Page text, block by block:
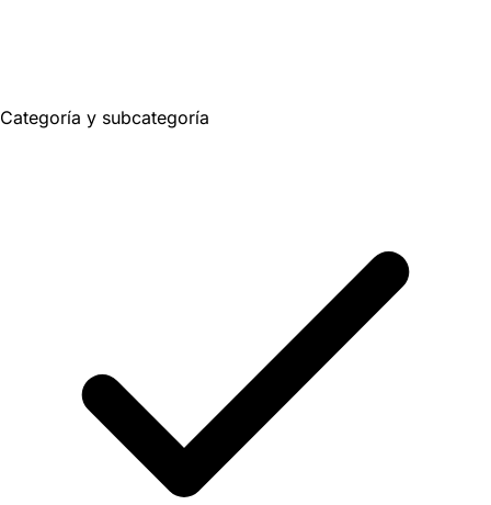
Categoría y subcategoría